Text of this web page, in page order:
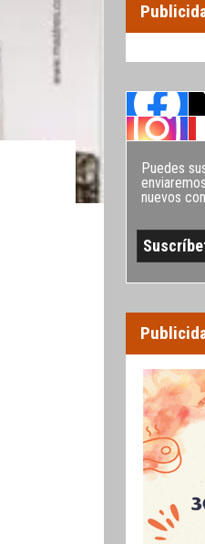
Puedes
nuevos